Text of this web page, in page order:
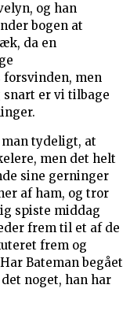
og han
bogen at
da en
men
er vi tilbage
tydeligt, at
men det helt
sine gerninger
af ham, og tror
spiste middag
frem til et af de
frem og
Bateman begået
noget, han har